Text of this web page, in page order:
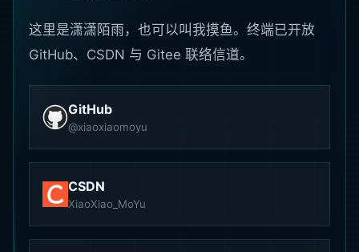
这里是潇潇陌雨，也可以叫我摸鱼。终端已开放
GitHub、CSDN 与 Gitee 联络信道。
GitHub
@xiaoxiaomoyu
CSDN
XiaoXiao_MoYu